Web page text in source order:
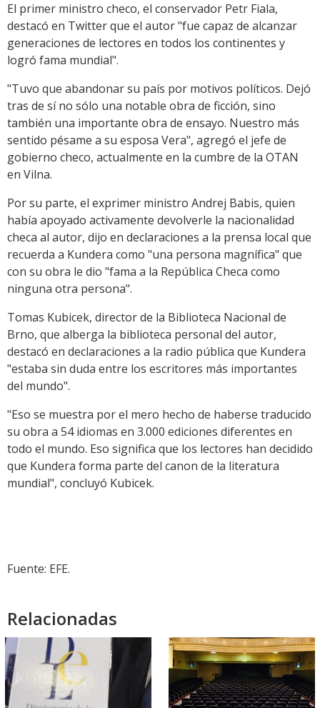
El primer ministro checo, el conservador Petr Fiala,
destacó en Twitter que el autor "fue capaz de alcanzar
generaciones de lectores en todos los continentes y
logró fama mundial".
"Tuvo que abandonar su país por motivos políticos. Dejó
tras de sí no sólo una notable obra de ficción, sino
también una importante obra de ensayo. Nuestro más
sentido pésame a su esposa Vera", agregó el jefe de
gobierno checo, actualmente en la cumbre de la OTAN
en Vilna.
Por su parte, el exprimer ministro Andrej Babis, quien
había apoyado activamente devolverle la nacionalidad
checa al autor, dijo en declaraciones a la prensa local que
recuerda a Kundera como "una persona magnífica" que
con su obra le dio "fama a la República Checa como
ninguna otra persona".
Tomas Kubicek, director de la Biblioteca Nacional de
Brno, que alberga la biblioteca personal del autor,
destacó en declaraciones a la radio pública que Kundera
"estaba sin duda entre los escritores más importantes
del mundo".
"Eso se muestra por el mero hecho de haberse traducido
su obra a 54 idiomas en 3.000 ediciones diferentes en
todo el mundo. Eso significa que los lectores han decidido
que Kundera forma parte del canon de la literatura
mundial", concluyó Kubicek.
Fuente: EFE.
Relacionadas